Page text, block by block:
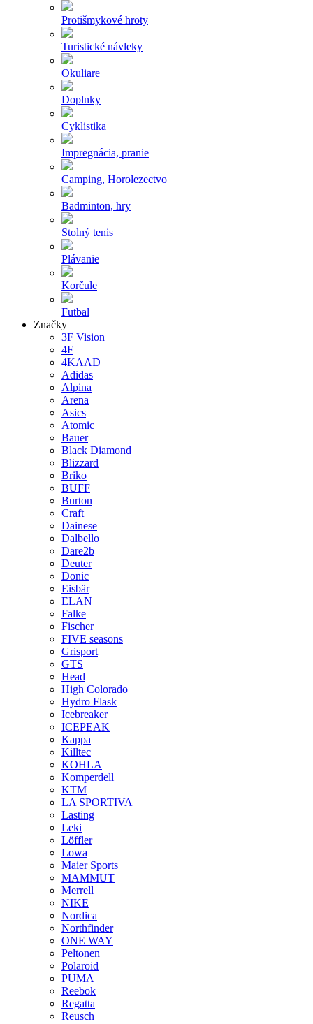
Protišmykové hroty
Turistické návleky
Okuliare
Doplnky
Cyklistika
Impregnácia, pranie
Camping, Horolezectvo
Badminton, hry
Stolný tenis
Plávanie
Korčule
Futbal
Značky
3F Vision
4F
4KAAD
Adidas
Alpina
Arena
Asics
Atomic
Bauer
Black Diamond
Blizzard
Briko
BUFF
Burton
Craft
Dainese
Dalbello
Dare2b
Deuter
Donic
Eisbär
ELAN
Falke
Fischer
FIVE seasons
Grisport
GTS
Head
High Colorado
Hydro Flask
Icebreaker
ICEPEAK
Kappa
Killtec
KOHLA
Komperdell
KTM
LA SPORTIVA
Lasting
Leki
Löffler
Lowa
Maier Sports
MAMMUT
Merrell
NIKE
Nordica
Northfinder
ONE WAY
Peltonen
Polaroid
PUMA
Reebok
Regatta
Reusch